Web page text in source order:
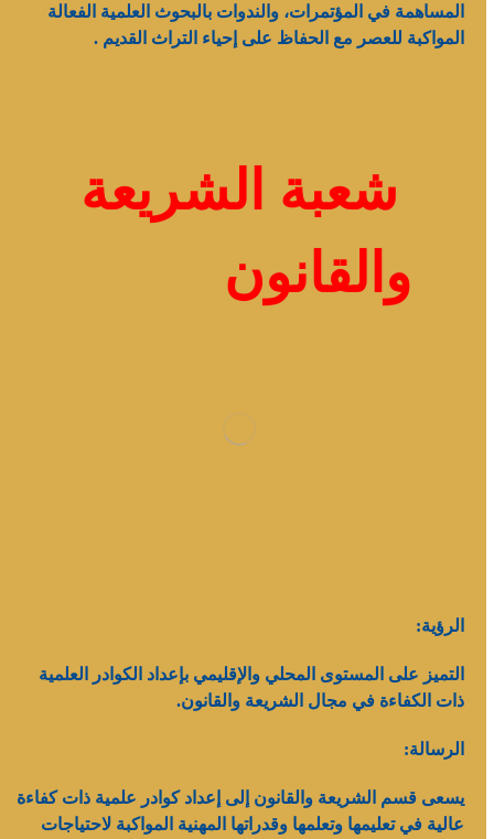
المساهمة في المؤتمرات، والندوات بالبحوث العلمية الفعالة
المواكبة للعصر مع الحفاظ على إحياء التراث القديم .
شعبة الشريعة
والقانون
الرؤية:
التميز على المستوى المحلي والإقليمي بإعداد الكوادر العلمية
ذات الكفاءة في مجال الشريعة والقانون.
الرسالة:
يسعى قسم الشريعة والقانون إلى إعداد كوادر علمية ذات كفاءة
عالية في تعليمها وتعلمها وقدراتها المهنية المواكبة لاحتياجات